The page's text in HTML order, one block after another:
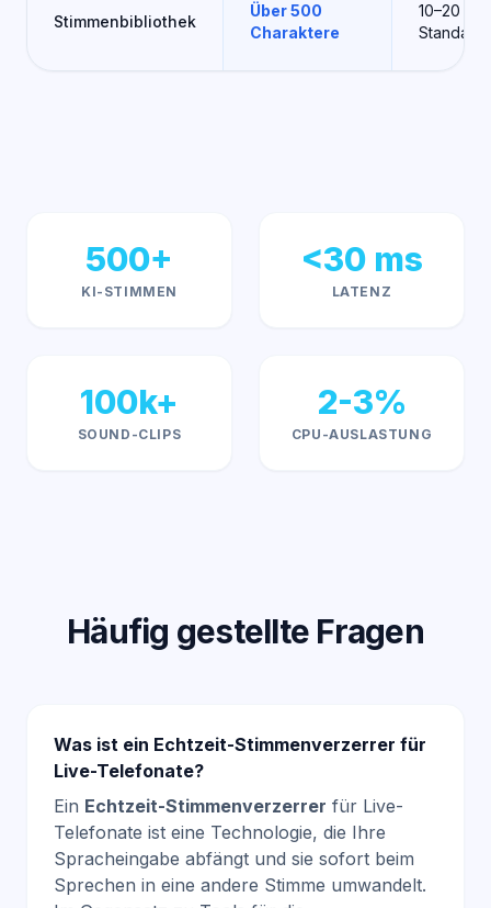
Stimmenbibliothek
Über 500
Charaktere
10–20
500+
KI-STIMMEN
<30 ms
LATENZ
100k+
SOUND-CLIPS
2-3%
CPU-AUSLASTUNG
Häufig gestellte Fragen
Was ist ein Echtzeit-Stimmenverzerrer für
Live-Telefonate?
Ein Echtzeit-Stimmenverzerrer für Live-
Telefonate ist eine Technologie, die Ihre
Spracheingabe abfängt und sie sofort beim
Sprechen in eine andere Stimme umwandelt.